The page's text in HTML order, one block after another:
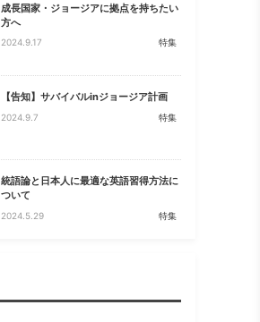
成長国家・ジョージアに拠点を持ちたい
方へ
2024.9.17 特集
【告知】サバイバルinジョージア計画
2024.9.7 特集
統語論と日本人に最適な英語習得方法に
ついて
2024.5.29 特集